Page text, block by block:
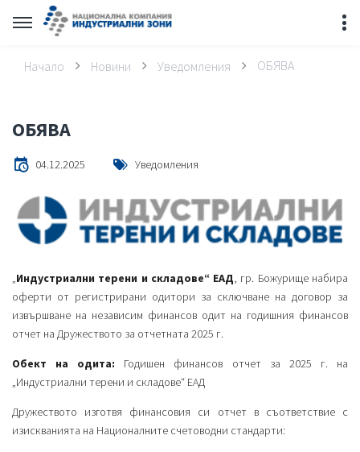
Начало Новини Уведомления ОБЯВА
ОБЯВА
04.12.2025 Уведомления
„Индустриални терени и складове“ ЕАД, гр. Божурище набира
оферти от регистрирани одитори за сключване на договор за
извършване на независим финансов одит на годишния финансов
отчет на Дружеството за отчетната 2025 г.
Обект на одита: Годишен финансов отчет за 2025 г. на
„Индустриални терени и складове“ ЕАД
Дружеството изготвя финансовия си отчет в съответствие с
изискванията на Националните счетоводни стандарти: